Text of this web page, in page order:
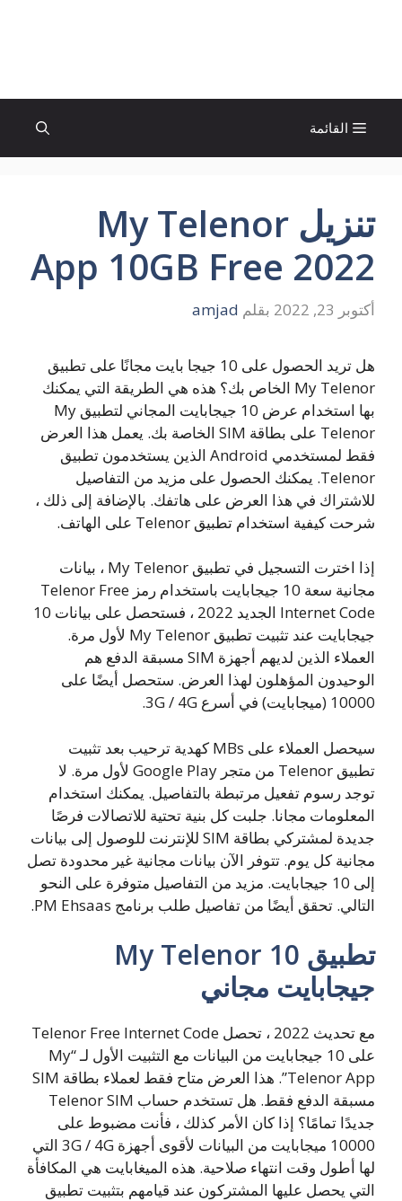
القائمة
تنزيل My Telenor
App 10GB Free 2022
أكتوبر 23, 2022 بقلم amjad
هل تريد الحصول على 10 جيجا بايت مجانًا على تطبيق
My Telenor الخاص بك؟ هذه هي الطريقة التي يمكنك
بها استخدام عرض 10 جيجابايت المجاني لتطبيق My
Telenor على بطاقة SIM الخاصة بك. يعمل هذا العرض
فقط لمستخدمي Android الذين يستخدمون تطبيق
Telenor. يمكنك الحصول على مزيد من التفاصيل
للاشتراك في هذا العرض على هاتفك. بالإضافة إلى ذلك ،
شرحت كيفية استخدام تطبيق Telenor على الهاتف.
إذا اخترت التسجيل في تطبيق My Telenor ، بيانات
مجانية سعة 10 جيجابايت باستخدام رمز Telenor Free
Internet Code الجديد 2022 ، فستحصل على بيانات 10
جيجابايت عند تثبيت تطبيق My Telenor لأول مرة.
العملاء الذين لديهم أجهزة SIM مسبقة الدفع هم
الوحيدون المؤهلون لهذا العرض. ستحصل أيضًا على
10000 (ميجابايت) في أسرع 3G / 4G.
سيحصل العملاء على MBs كهدية ترحيب بعد تثبيت
تطبيق Telenor من متجر Google Play لأول مرة. لا
توجد رسوم تفعيل مرتبطة بالتفاصيل. يمكنك استخدام
المعلومات مجانا. جلبت كل بنية تحتية للاتصالات فرصًا
جديدة لمشتركي بطاقة SIM للإنترنت للوصول إلى بيانات
مجانية كل يوم. تتوفر الآن بيانات مجانية غير محدودة تصل
إلى 10 جيجابايت. مزيد من التفاصيل متوفرة على النحو
التالي. تحقق أيضًا من تفاصيل طلب برنامج PM Ehsaas.
تطبيق My Telenor 10
جيجابايت مجاني
مع تحديث 2022 ، تحصل Telenor Free Internet Code
على 10 جيجابايت من البيانات مع التثبيت الأول لـ “My
Telenor App”. هذا العرض متاح فقط لعملاء بطاقة SIM
مسبقة الدفع فقط. هل تستخدم حساب Telenor SIM
جديدًا تمامًا؟ إذا كان الأمر كذلك ، فأنت مضبوط على
10000 ميجابايت من البيانات لأقوى أجهزة 3G / 4G التي
لها أطول وقت انتهاء صلاحية. هذه الميغابايت هي المكافأة
التي يحصل عليها المشتركون عند قيامهم بتثبيت تطبيق